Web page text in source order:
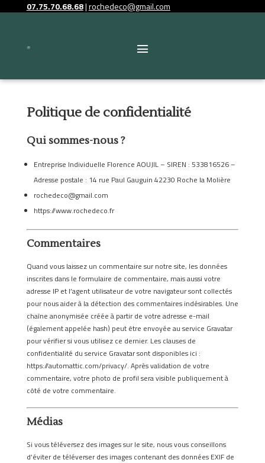
07.75.70.68.68|rochedeco@gmail.com
Politique de confidentialité
Qui sommes-nous ?
Entreprise Individuelle Florence AOUJIL – SIREN : 533816526 –
Adresse postale : 14 rue Paul Gauguin 42230 Roche la Molière
rochedeco@gmail.com
https://www.rochedeco.fr
Commentaires
Quand vous laissez un commentaire sur notre site, les données
inscrites dans le formulaire de commentaire, mais aussi votre
adresse IP et l’agent utilisateur de votre navigateur sont collectés
pour nous aider à la détection des commentaires indésirables. Une
chaîne anonymisée créée à partir de votre adresse e-mail
(également appelée hash) peut être envoyée au service Gravatar
pour vérifier si vous utilisez ce dernier. Les clauses de
confidentialité du service Gravatar sont disponibles ici :
https://automattic.com/privacy/. Après validation de votre
commentaire, votre photo de profil sera visible publiquement à
côté de votre commentaire.
Médias
Si vous téléversez des images sur le site, nous vous conseillons
d’éviter de téléverser des images contenant des données EXIF de